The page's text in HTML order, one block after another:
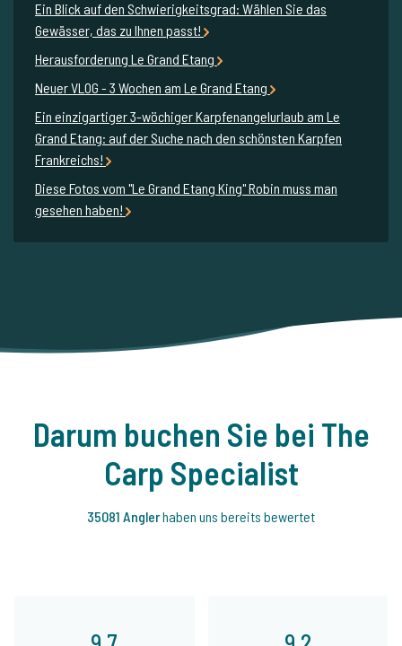
Ein Blick auf den Schwierigkeitsgrad: Wählen Sie das
Gewässer, das zu Ihnen passt!
Herausforderung Le Grand Etang
Neuer VLOG - 3 Wochen am Le Grand Etang
Ein einzigartiger 3-wöchiger Karpfenangelurlaub am Le
Grand Etang: auf der Suche nach den schönsten Karpfen
Frankreichs!
Diese Fotos vom "Le Grand Etang King" Robin muss man
gesehen haben!
Darum buchen Sie bei The
Carp Specialist
35081 Anglerhaben uns bereits bewertet